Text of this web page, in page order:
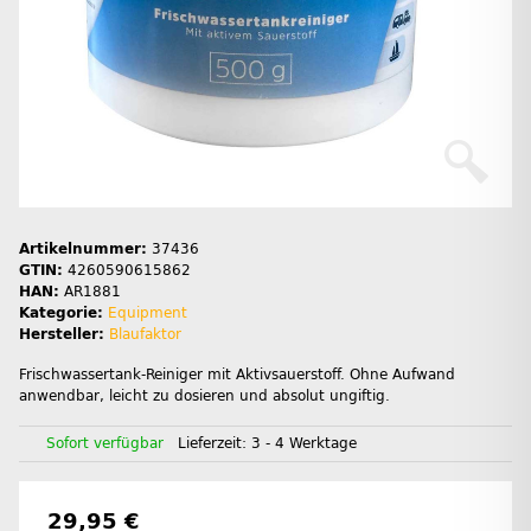
Artikelnummer: 37436
GTIN: 4260590615862
HAN: AR1881
Kategorie: Equipment
Hersteller: Blaufaktor
Frischwassertank-Reiniger mit Aktivsauerstoff. Ohne Aufwand
anwendbar, leicht zu dosieren und absolut ungiftig.
Sofort verfügbar Lieferzeit: 3 - 4 Werktage
29,95 €